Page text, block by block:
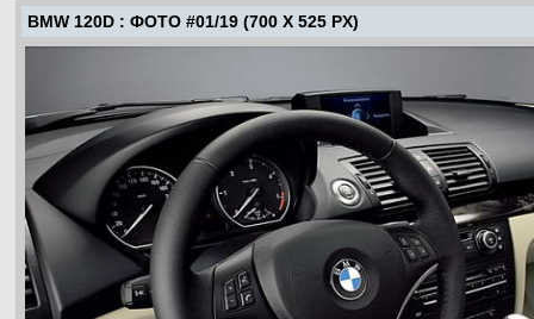
BMW 120D : ФОТО #01/19 (700 X 525 PX)